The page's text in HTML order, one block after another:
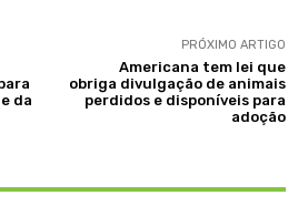
da
PRÓXIMO ARTIGO
Americana tem lei que
obriga divulgação de animais
perdidos e disponíveis para
adoção